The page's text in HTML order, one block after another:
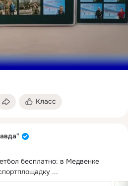
Класс
бесплатно: в Медвенке
...